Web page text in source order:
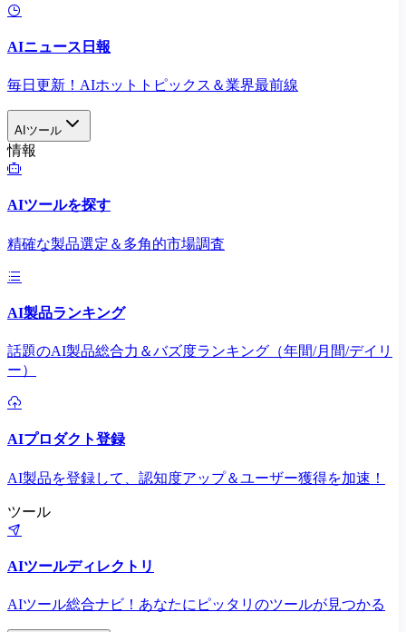
AIニュース日報
毎日更新！AIホットトピックス＆業界最前線
AIツール
情報
AIツールを探す
精確な製品選定＆多角的市場調査
AI製品ランキング
話題のAI製品総合力＆バズ度ランキング（年間/月間/デイリ
ー）
AIプロダクト登録
AI製品を登録して、認知度アップ＆ユーザー獲得を加速！
ツール
AIツールディレクトリ
AIツール総合ナビ！あなたにピッタリのツールが見つかる